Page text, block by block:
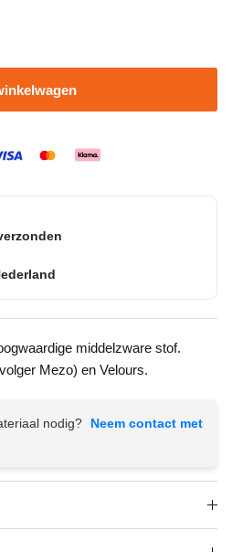
middelzware stof.
Mezo) en Velours.
nodig?
Neem contact met